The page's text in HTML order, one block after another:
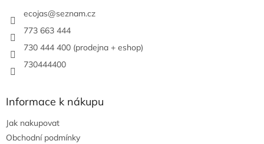
ecojas@seznam.cz
773 663 444
730 444 400 (prodejna + eshop)
730444400
Informace k nákupu
Jak nakupovat
Obchodní podmínky